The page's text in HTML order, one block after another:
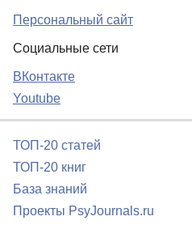
Биография
Персональный сайт
Социальные сети
ВКонтакте
Youtube
ТОП-20 статей
ТОП-20 книг
База знаний
Проекты PsyJournals.ru